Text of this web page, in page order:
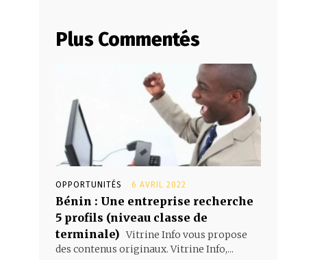
Plus Commentés
OPPORTUNITÉS 6 AVRIL 2022
Bénin : Une entreprise recherche
5 profils (niveau classe de
terminale) Vitrine Info vous propose
des contenus originaux. Vitrine Info,...